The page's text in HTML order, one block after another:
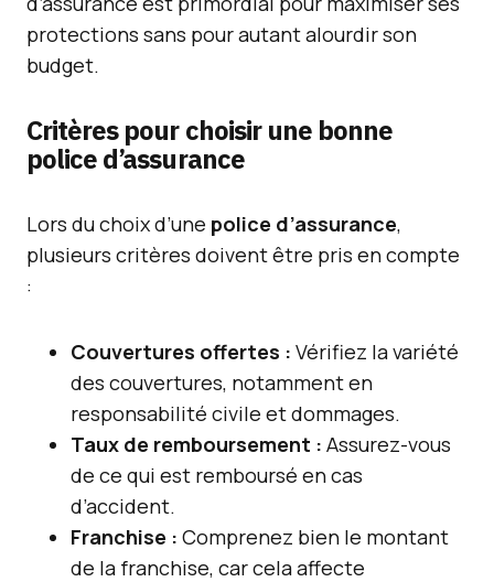
protections sans pour autant alourdir son
budget.
Critères pour choisir une bonne
police d’assurance
Lors du choix d’une police d’assurance,
plusieurs critères doivent être pris en compte
:
Couvertures offertes : Vérifiez la variété
des couvertures, notamment en
responsabilité civile et dommages.
Taux de remboursement : Assurez-vous
de ce qui est remboursé en cas
d’accident.
Franchise : Comprenez bien le montant
de la franchise, car cela affecte